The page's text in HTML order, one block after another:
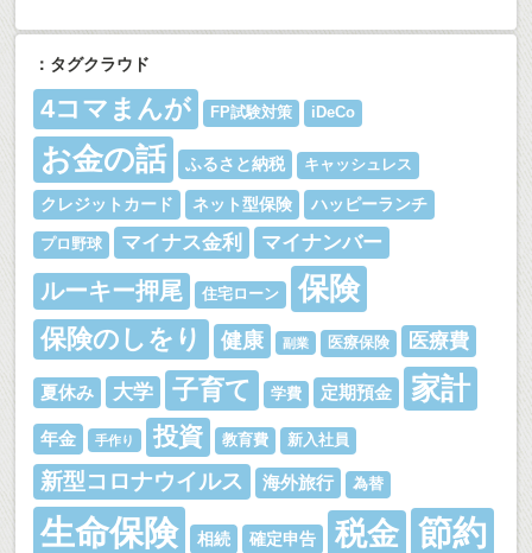
：タグクラウド
4コマまんが FP試験対策 iDeCo
お金の話 ふるさと納税 キャッシュレス
クレジットカード ネット型保険 ハッピーランチ
プロ野球 マイナス金利 マイナンバー
ルーキー押尾 住宅ローン 保険
保険のしをり 健康 副業 医療保険 医療費
夏休み 大学 子育て 学費 定期預金 家計
年金 手作り 投資 教育費 新入社員
新型コロナウイルス 海外旅行 為替
生命保険 相続 確定申告 税金 節約